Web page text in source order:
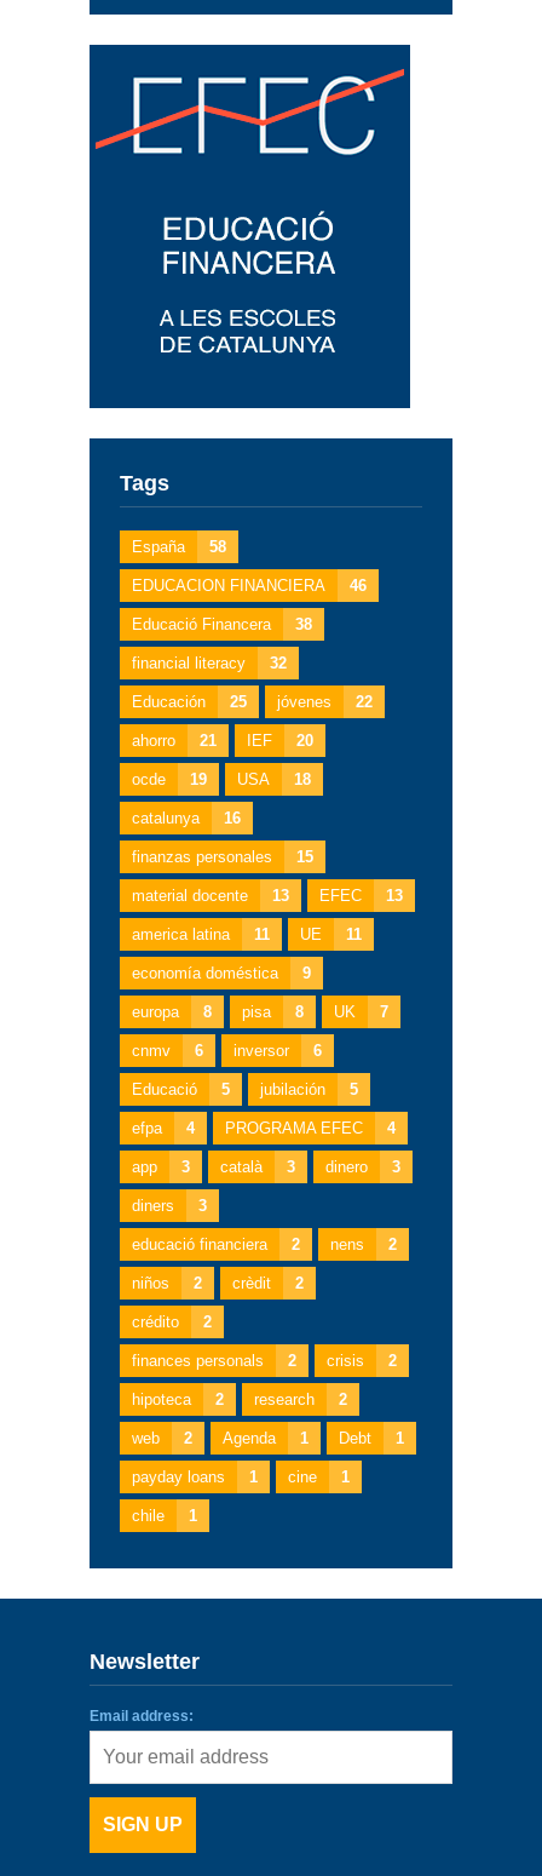
Tags
España 58
EDUCACION FINANCIERA 46
Educació Financera 38
financial literacy 32
Educación 25 jóvenes 22
ahorro 21 IEF 20
ocde 19 USA 18
catalunya 16
finanzas personales 15
material docente 13 EFEC 13
america latina 11 UE 11
economía doméstica 9
europa 8 pisa 8 UK 7
cnmv 6 inversor 6
Educació 5 jubilación 5
efpa 4 PROGRAMA EFEC 4
app 3 català 3 dinero 3
diners 3
educació financiera 2 nens 2
niños 2 crèdit 2
crédito 2
finances personals 2 crisis 2
hipoteca 2 research 2
web 2 Agenda 1 Debt 1
payday loans 1 cine 1
chile 1
Newsletter
Email address: